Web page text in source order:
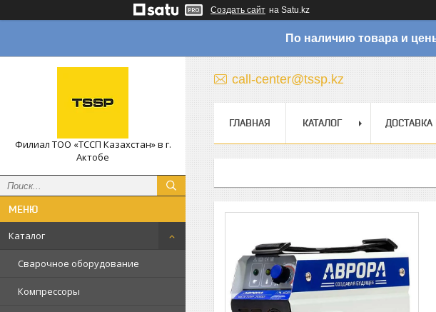
Создать сайт на Satu.kz
По наличию товара и
Филиал ТОО «ТССП Казахстан» в г.
Актобе
Каталог
Сварочное оборудование
Компрессоры
call-center@tssp.kz
ГЛАВНАЯ КАТАЛОГ ДОСТАВКА